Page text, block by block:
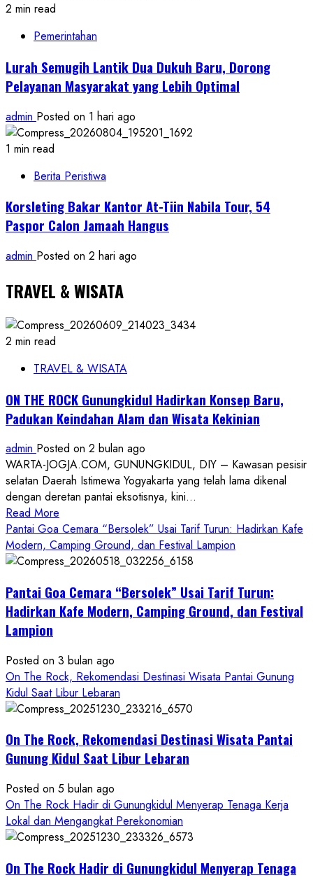
2 min read
Pemerintahan
Lurah Semugih Lantik Dua Dukuh Baru, Dorong
Pelayanan Masyarakat yang Lebih Optimal
admin Posted on 1 hari ago
1 min read
Berita Peristiwa
Korsleting Bakar Kantor At-Tiin Nabila Tour, 54
Paspor Calon Jamaah Hangus
admin Posted on 2 hari ago
TRAVEL & WISATA
2 min read
TRAVEL & WISATA
ON THE ROCK Gunungkidul Hadirkan Konsep Baru,
Padukan Keindahan Alam dan Wisata Kekinian
admin Posted on 2 bulan ago
WARTA-JOGJA.COM, GUNUNGKIDUL, DIY – Kawasan pesisir
selatan Daerah Istimewa Yogyakarta yang telah lama dikenal
dengan deretan pantai eksotisnya, kini...
Read More
more
about
ON
ROCK
Gunungkidul
Baru,
Padukan
Keindahan
Alam
Wisata
Kekinian
Pantai Goa Cemara “Bersolek” Usai Tarif Turun: Hadirkan Kafe
Modern, Camping Ground, dan Festival Lampion
Pantai Goa Cemara “Bersolek” Usai Tarif Turun:
Hadirkan Kafe Modern, Camping Ground, dan Festival
Lampion
Posted on 3 bulan ago
On The Rock, Rekomendasi Destinasi Wisata Pantai Gunung
Kidul Saat Libur Lebaran
On The Rock, Rekomendasi Destinasi Wisata Pantai
Gunung Kidul Saat Libur Lebaran
Posted on 5 bulan ago
On The Rock Hadir di Gunungkidul Menyerap Tenaga Kerja
Lokal dan Mengangkat Perekonomian
On The Rock Hadir di Gunungkidul Menyerap Tenaga